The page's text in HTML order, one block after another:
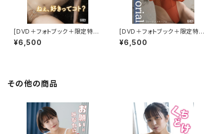
[DVD＋フォトブック＋限定特典
付き] 瑚都／ねぇ、好きってコト？
¥6,500
[DVD＋フォトブック＋限定特典
付き] 仲原ちえ／virgin memo
rial
¥6,500
その他の商品